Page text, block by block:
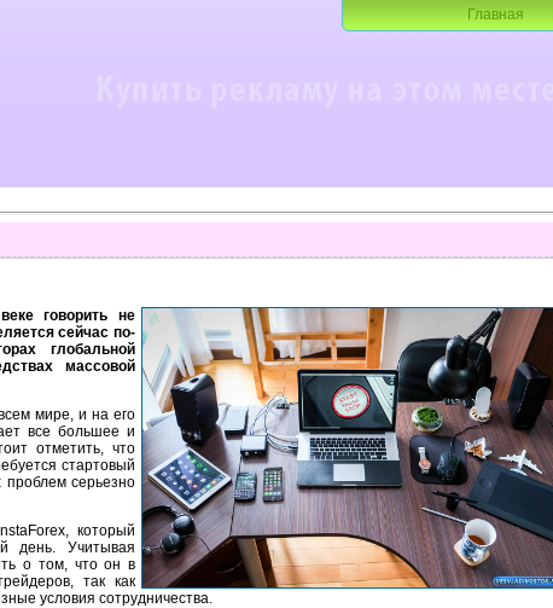
Главная
говорить не
сейчас по-
глобальной
массовой
мире, и на его
все большее и
отметить, что
стартовый
серьезно
который
день. Учитывая
о том, что он в
так как
условия сотрудничества.